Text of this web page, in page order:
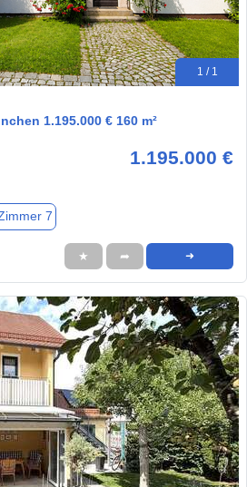
1 / 1
1.195.000 € 160 m²
1.195.000 €
7
★ ➦ ➜